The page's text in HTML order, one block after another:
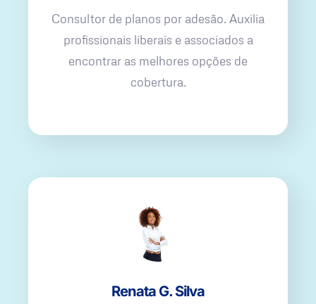
Consultor de planos por adesão. Auxilia
profissionais liberais e associados a
encontrar as melhores opções de
cobertura.
Renata G. Silva